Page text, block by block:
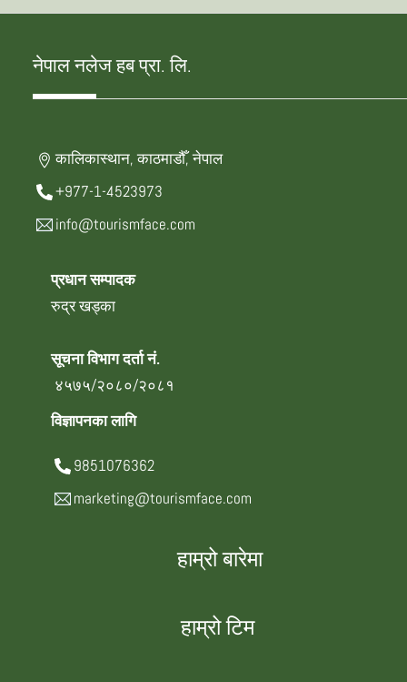
नेपाल नलेज हब प्रा. लि.
कालिकास्थान, काठमाडौँ, नेपाल
+977-1-4523973
info@tourismface.com
प्रधान सम्पादक
रुद्र खड्का
सूचना विभाग दर्ता नं.
४५७५/२०८०/२०८१
विज्ञापनका लागि
9851076362
marketing@tourismface.com
हाम्रो बारेमा
हाम्रो टिम